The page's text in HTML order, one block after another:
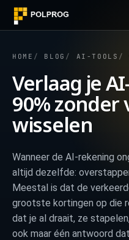
HOME BLOG AI-TOOLS
Verlaag je
90% zonder
wisselen
Wanneer de AI-rekening
altijd dezelfde:
Meestal is dat de
grootste kortingen op die
dat je al draait, ze
ook maar één antwoord